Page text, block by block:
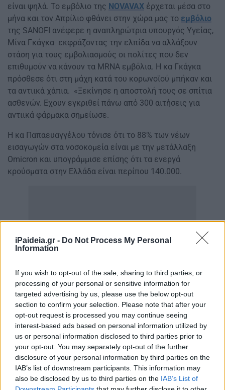
iPaideia.gr - Do Not Process My Personal
Information
If you wish to opt-out of the sale, sharing to third parties, or
processing of your personal or sensitive information for
targeted advertising by us, please use the below opt-out
section to confirm your selection. Please note that after your
opt-out request is processed you may continue seeing
interest-based ads based on personal information utilized by
us or personal information disclosed to third parties prior to
your opt-out. You may separately opt-out of the further
disclosure of your personal information by third parties on the
IAB’s list of downstream participants. This information may
also be disclosed by us to third parties on the IAB’s List of
είναι ψηλά. To εμβόλιο της NOVAVAX έρχεται μέσα στο
μήνα και τον Απρίλιο φθάνει στην χώρα μας το εμβόλιο
της SANOFI ανέφερε η αναπληρώτρια υπουργός Υγείας,
Μίνα Γκάγκα εκφράζοντας την ελπίδα να αλλάξουν
στάση για τους εμβολιασμούς οι πολίτες που δεν
επιθυμούν να κάνουν τα MRNA εμβόλια. Η κα Γκάγκα
πρόσθεσε ότι στη μάχη κατά του κορωνοϊού μπήκαν και
τα αντιικά χάπια. «Ξεκίνησε η αποστολή τους σε σπίτια
ασθενών. Εχουν εγκριθεί πάνω από 300 αιτήσεις για
αντιικά φάρμακα σημείωσε.
Η κα Παπαευαγγέλου τόνισε ότι το 88% των νέων
εισαγωγών στα νοσοκομεία είναι με την μετάλλαξη
Omicron και υπογράμμισε επίσης ότι τα ενεργά
κρούσματα στην Ελλάδα είναι περίπου 140.000.